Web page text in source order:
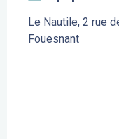
Le Nautile, 2 rue
Fouesnant